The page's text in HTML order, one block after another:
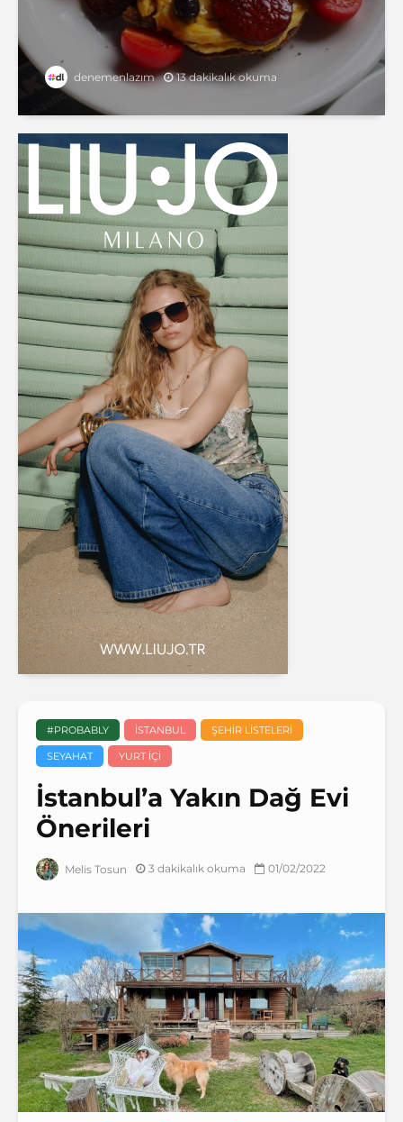
denemenlazım 13 dakikalık okuma
#PROBABLY İSTANBUL ŞEHIR LISTELERI
SEYAHAT YURT IÇI
İstanbul’a Yakın Dağ Evi
Önerileri
Melis Tosun 3 dakikalık okuma 01/02/2022